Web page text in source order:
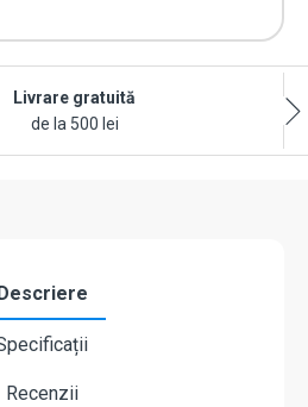
Livrare gratuită
de la 500 lei
Descriere
Recenzii